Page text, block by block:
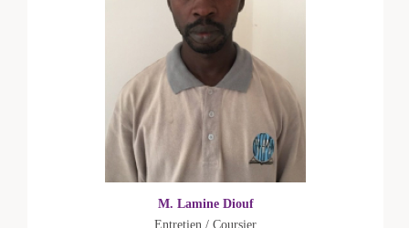
M. Lamine Diouf
Entretien / Coursier